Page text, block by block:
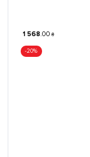
1 568.00 ₴
-20%